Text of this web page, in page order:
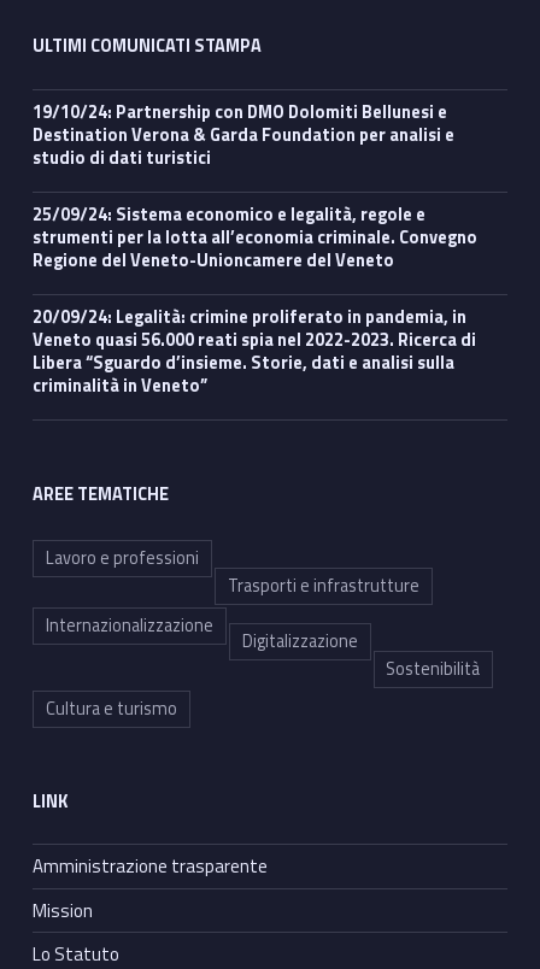
ULTIMI COMUNICATI STAMPA
19/10/24: Partnership con DMO Dolomiti Bellunesi e
Destination Verona & Garda Foundation per analisi e
studio di dati turistici
25/09/24: Sistema economico e legalità, regole e
strumenti per la lotta all’economia criminale. Convegno
Regione del Veneto-Unioncamere del Veneto
20/09/24: Legalità: crimine proliferato in pandemia, in
Veneto quasi 56.000 reati spia nel 2022-2023. Ricerca di
Libera “Sguardo d’insieme. Storie, dati e analisi sulla
criminalità in Veneto”
AREE TEMATICHE
Lavoro e professioni
Trasporti e infrastrutture
Internazionalizzazione
Digitalizzazione
Sostenibilità
Cultura e turismo
LINK
Amministrazione trasparente
Mission
Lo Statuto